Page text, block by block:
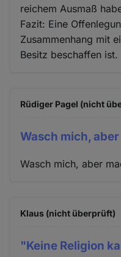
reichem Ausmaß
Fazit: Eine
Zusammenhang mit
Besitz beschaffen ist.
Rüdiger Pagel (nicht
Wasch mich,
Wasch mich, aber
Klaus (nicht überprüft)
"Keine Religion